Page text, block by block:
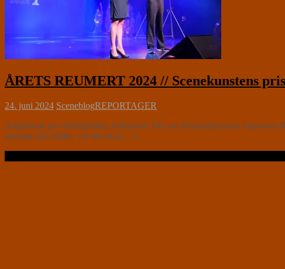
ÅRETS REUMERT 2024 // Scenekunstens
24. juni 2024 SceneblogREPORTAGER
Angrebene på virkeligheden fortsætter! Det var Reumertjuryens
statuette til Lollike, var det bl.a.[…]